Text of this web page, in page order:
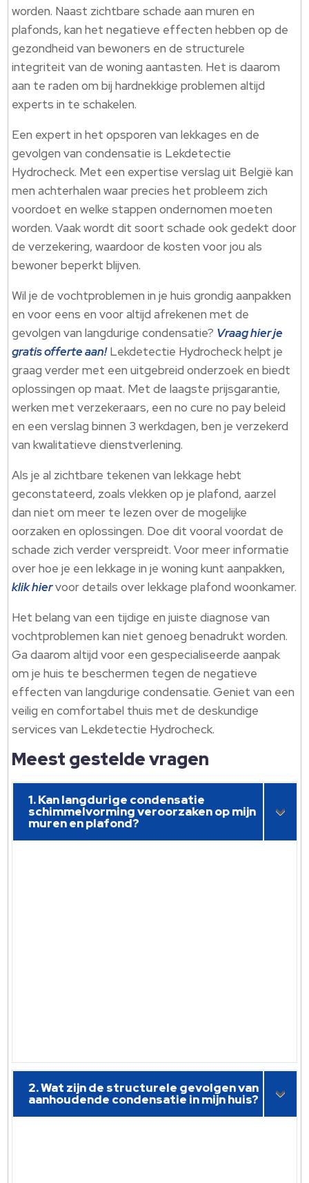
worden. Naast zichtbare schade aan muren en
plafonds, kan het negatieve effecten hebben op de
gezondheid van bewoners en de structurele
integriteit van de woning aantasten. Het is daarom
aan te raden om bij hardnekkige problemen altijd
experts in te schakelen.
Een expert in het opsporen van lekkages en de
gevolgen van condensatie is Lekdetectie
Hydrocheck. Met een expertise verslag uit België kan
men achterhalen waar precies het probleem zich
voordoet en welke stappen ondernomen moeten
worden. Vaak wordt dit soort schade ook gedekt door
de verzekering, waardoor de kosten voor jou als
bewoner beperkt blijven.
Wil je de vochtproblemen in je huis grondig aanpakken
en voor eens en voor altijd afrekenen met de
gevolgen van langdurige condensatie? Vraag hier je
gratis offerte aan!Lekdetectie Hydrocheck helpt je
graag verder met een uitgebreid onderzoek en biedt
oplossingen op maat. Met de laagste prijsgarantie,
werken met verzekeraars, een no cure no pay beleid
en een verslag binnen 3 werkdagen, ben je verzekerd
van kwalitatieve dienstverlening.
Als je al zichtbare tekenen van lekkage hebt
geconstateerd, zoals vlekken op je plafond, aarzel
dan niet om meer te lezen over de mogelijke
oorzaken en oplossingen. Doe dit vooral voordat de
schade zich verder verspreidt. Voor meer informatie
over hoe je een lekkage in je woning kunt aanpakken,
klik hiervoor details over lekkage plafond woonkamer.
Het belang van een tijdige en juiste diagnose van
vochtproblemen kan niet genoeg benadrukt worden.
Ga daarom altijd voor een gespecialiseerde aanpak
om je huis te beschermen tegen de negatieve
effecten van langdurige condensatie. Geniet van een
veilig en comfortabel thuis met de deskundige
services van Lekdetectie Hydrocheck.
Meest gestelde vragen
1. Kan langdurige condensatie
schimmelvorming veroorzaken op mijn
muren en plafond?
2. Wat zijn de structurele gevolgen van
aanhoudende condensatie in mijn huis?